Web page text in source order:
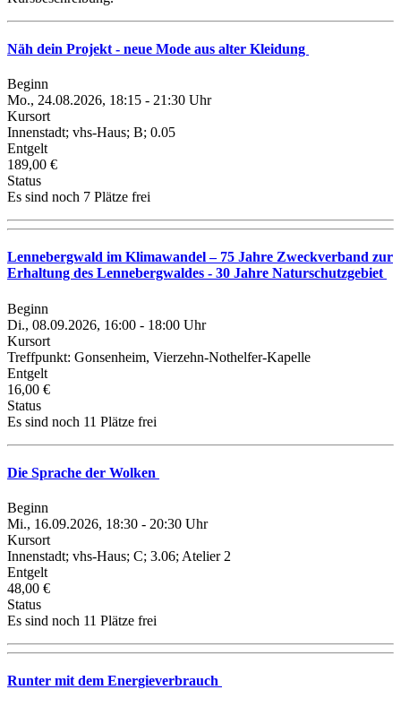
Näh dein Projekt - neue Mode aus alter Kleidung
Beginn
Mo., 24.08.2026, 18:15 - 21:30 Uhr
Kursort
Innenstadt; vhs-Haus; B; 0.05
Entgelt
189,00 €
Status
Es sind noch 7 Plätze frei
Lennebergwald im Klimawandel – 75 Jahre Zweckverband zur
Erhaltung des Lennebergwaldes - 30 Jahre Naturschutzgebiet
Beginn
Di., 08.09.2026, 16:00 - 18:00 Uhr
Kursort
Treffpunkt: Gonsenheim, Vierzehn-Nothelfer-Kapelle
Entgelt
16,00 €
Status
Es sind noch 11 Plätze frei
Die Sprache der Wolken
Beginn
Mi., 16.09.2026, 18:30 - 20:30 Uhr
Kursort
Innenstadt; vhs-Haus; C; 3.06; Atelier 2
Entgelt
48,00 €
Status
Es sind noch 11 Plätze frei
Runter mit dem Energieverbrauch